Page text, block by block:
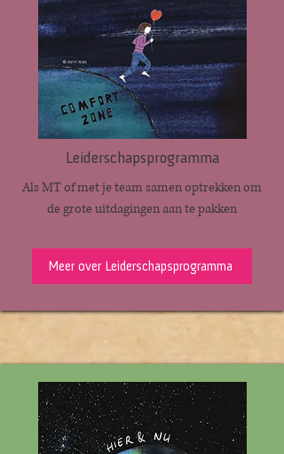
Leiderschapsprogramma
Als MT of met je team samen optrekken om
de grote uitdagingen aan te pakken
Meer over Leiderschapsprogramma